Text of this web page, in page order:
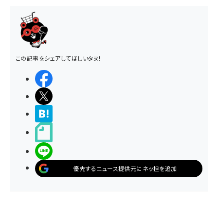
この記事をシェアしてほしいタヌ！
優先するニュース提供元にネッ担を追加